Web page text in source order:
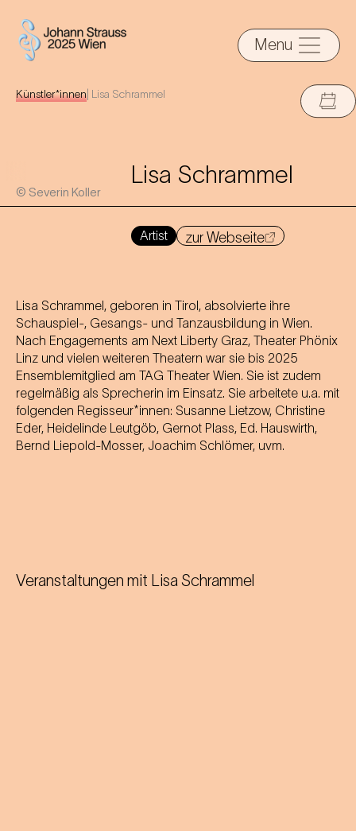
Menu
Künstler*innen Lisa Schrammel
© Severin Koller
Lisa Schrammel
Artist zur Webseite
Lisa Schrammel, geboren in Tirol, absolvierte ihre
Schauspiel-, Gesangs- und Tanzausbildung in Wien.
Nach Engagements am Next Liberty Graz, Theater Phönix
Linz und vielen weiteren Theatern war sie bis 2025
Ensemblemitglied am TAG Theater Wien. Sie ist zudem
regelmäßig als Sprecherin im Einsatz. Sie arbeitete u.a. mit
folgenden Regisseur*innen: Susanne Lietzow, Christine
Eder, Heidelinde Leutgöb, Gernot Plass, Ed. Hauswirth,
Bernd Liepold-Mosser, Joachim Schlömer, uvm.
Veranstaltungen mit Lisa Schrammel